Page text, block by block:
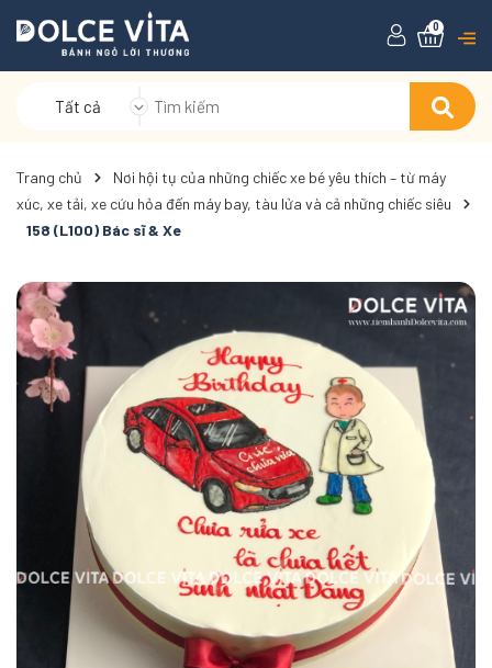
Tất cả
0
Trang chủ
Nơi hội tụ của những chiếc xe bé yêu thích – từ máy
xúc, xe tải, xe cứu hỏa đến máy bay, tàu lửa và cả những chiếc siêu
158 (L100) Bác sĩ & Xe